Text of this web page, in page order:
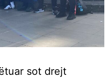
sot drejt